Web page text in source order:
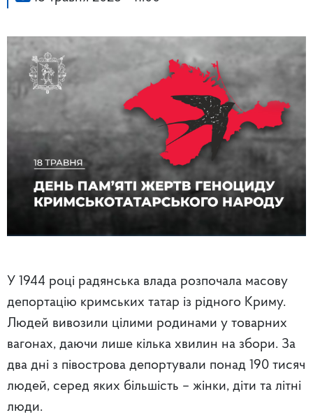
У 1944 році радянська влада розпочала масову
депортацію кримських татар із рідного Криму.
Людей вивозили цілими родинами у товарних
вагонах, даючи лише кілька хвилин на збори. За
два дні з півострова депортували понад 190 тисяч
людей, серед яких більшість – жінки, діти та літні
люди.